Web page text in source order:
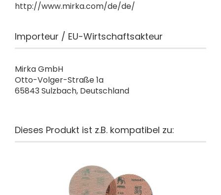
http://www.mirka.com/de/de/
Importeur / EU-Wirtschaftsakteur
Mirka GmbH
Otto-Volger-Straße 1a
65843 Sulzbach, Deutschland
Dieses Produkt ist z.B. kompatibel zu: